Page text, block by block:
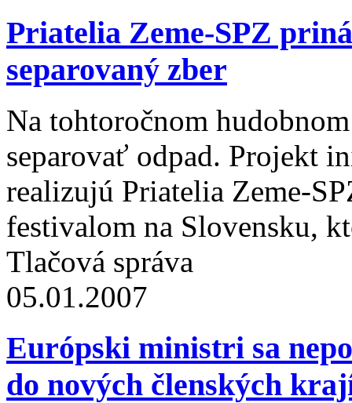
Priatelia Zeme-SPZ
separovaný zber
Na tohtoročnom
separovať odpad. Projekt
realizujú Priatelia Zeme-
festivalom na Slovensku,
Tlačová správa
05.01.2007
Európski ministri sa
do nových členských